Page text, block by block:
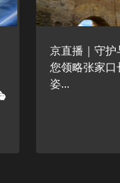
京直播｜守
您领略张家口
姿...